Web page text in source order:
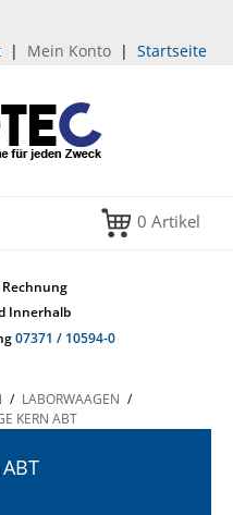
Startseite
|
Mein Konto
|
0 Artikel
Innerhalb
07371 / 10594-0
/ LABORWAAGEN /
KERN ABT